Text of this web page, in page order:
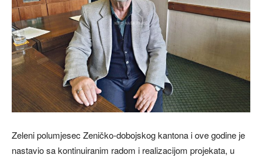
Zeleni polumjesec Zeničko-dobojskog kantona i ove godine je
nastavio sa kontinuiranim radom i realizacijom projekata, u